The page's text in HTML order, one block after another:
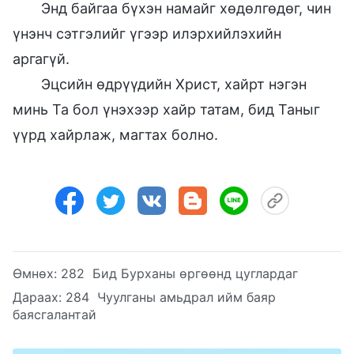
Энд байгаа бүхэн намайг хөдөлгөдөг, чин
үнэнч сэтгэлийг үгээр илэрхийлэхийн
аргагүй.
Эцсийн өдрүүдийн Христ, хайрт нэгэн
минь Та бол үнэхээр хайр татам, бид Таныг
үүрд хайрлаж, магтах болно.
Өмнөх: 282 Бид Бурханы өргөөнд цуглардаг
Дараах: 284 Чуулганы амьдрал ийм баяр
баясгалантай